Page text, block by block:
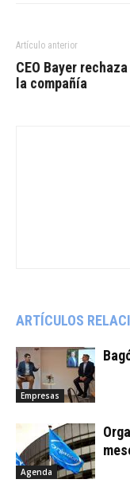
Artículo anterior
CEO Bayer
la compañía
ARTÍCULOS
Empresas
Agenda